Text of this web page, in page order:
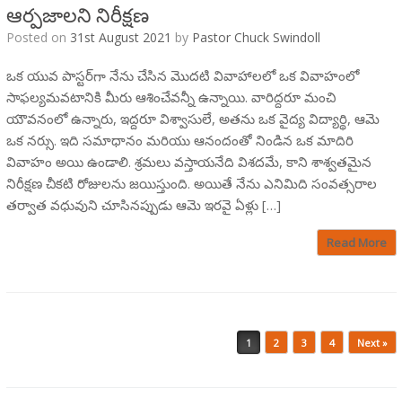
ఆర్పజాలని నిరీక్షణ
Posted on 31st August 2021 by Pastor Chuck Swindoll
ఒక యువ పాస్టర్‌గా నేను చేసిన మొదటి వివాహాలలో ఒక వివాహంలో
సాఫల్యమవటానికి మీరు ఆశించేవన్నీ ఉన్నాయి. వారిద్దరూ మంచి
యౌవనంలో ఉన్నారు, ఇద్దరూ విశ్వాసులే, అతను ఒక వైద్య విద్యార్థి, ఆమె
ఒక నర్సు. ఇది సమాధానం మరియు ఆనందంతో నిండిన ఒక మాదిరి
వివాహం అయి ఉండాలి. శ్రమలు వస్తాయనేది విశదమే, కాని శాశ్వతమైన
నిరీక్షణ చీకటి రోజులను జయిస్తుంది. అయితే నేను ఎనిమిది సంవత్సరాల
తర్వాత వధువుని చూసినప్పుడు ఆమె ఇరవై ఏళ్లు […]
Read More
1 2 3 4 Next »